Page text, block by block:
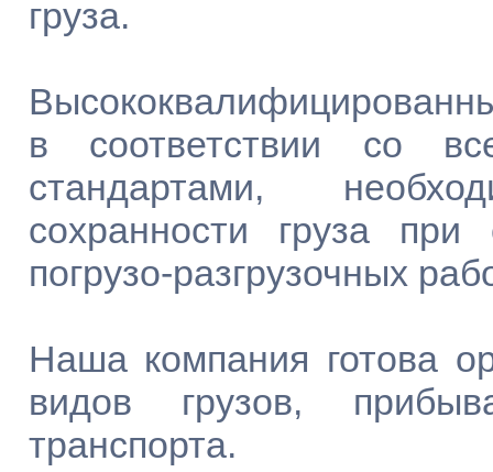
груза.
в соответствии со
стандартами,
сохранности груза
погрузо-разгрузочных
Наша компания готова
видов грузов,
транспорта.